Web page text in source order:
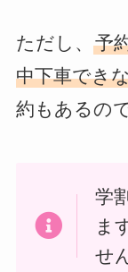
ただし、 予
中下車でき
約もあるの
学
ま
せ